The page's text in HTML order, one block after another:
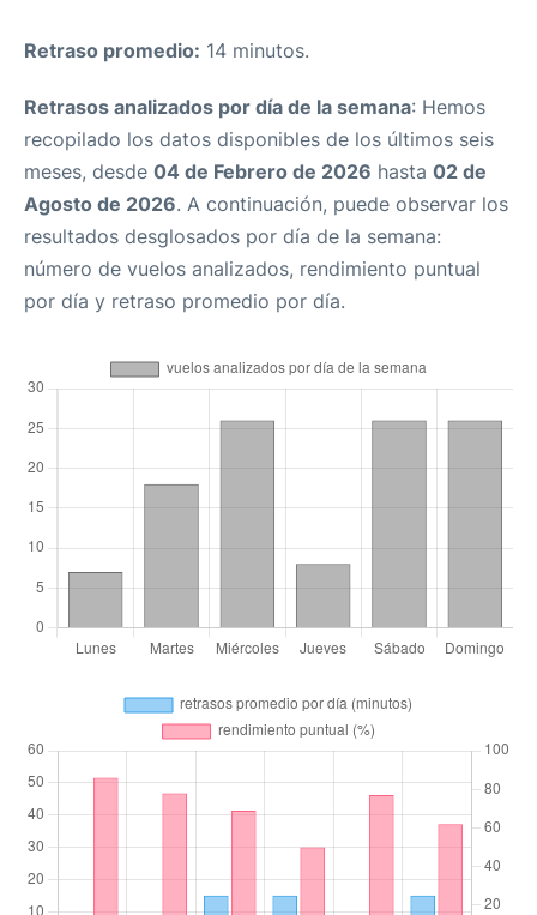
Retraso promedio: 14 minutos.
Retrasos analizados por día de la semana: Hemos
recopilado los datos disponibles de los últimos seis
meses, desde 04 de Febrero de 2026 hasta 02 de
Agosto de 2026. A continuación, puede observar los
resultados desglosados por día de la semana:
número de vuelos analizados, rendimiento puntual
por día y retraso promedio por día.